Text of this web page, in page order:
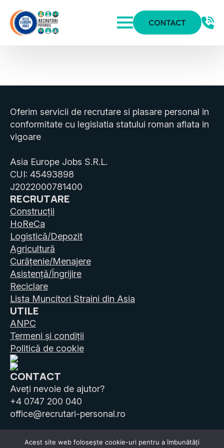
CONTACT
Oferim servicii de recrutare si plasare personal in
conformitate cu legislatia statului roman aflata in
vigoare
Asia Europe Jobs S.R.L.
CUI: 45493898
J2022000781400
RECRUTARE
Construcții
HoReCa
Logistică/Depozit
Agricultură
Curățenie/Menajere
Asistență/Îngrijire
Reciclare
Lista Muncitori Straini din Asia
UTILE
ANPC
Termeni și condiții
Politică de cookie
CONTACT
Aveți nevoie de ajutor?
+4 0747 200 040
office@recrutari-personal.ro
Acest site web folosește cookie-uri pentru a îmbunătăți